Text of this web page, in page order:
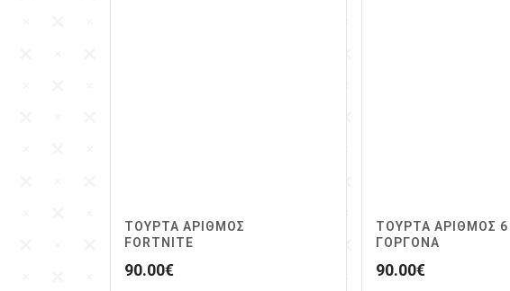
ΤΟΥΡΤΑ ΑΡΙΘΜΟΣ
FORTNITE
90.00€
ΤΟΥΡΤΑ ΑΡΙΘΜΟΣ 6
ΓΟΡΓΟΝΑ
90.00€